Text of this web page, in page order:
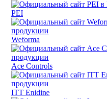
PEI
Weforma
Ace Controls
ITT Enidine